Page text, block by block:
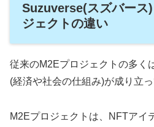
Suzuverse(スズバース
ジェクトの違い
従来のM2Eプロジェクトの多く
(経済や社会の仕組み)が成り立っ
M2Eプロジェクトは、NFTアイ